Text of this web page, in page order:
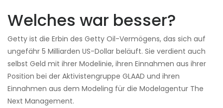
Welches war besser?
Getty ist die Erbin des Getty Oil-Vermögens, das sich auf
ungefähr 5 Milliarden US-Dollar beläuft. Sie verdient auch
selbst Geld mit ihrer Modelinie, ihren Einnahmen aus ihrer
Position bei der Aktivistengruppe GLAAD und ihren
Einnahmen aus dem Modeling für die Modelagentur The
Next Management.